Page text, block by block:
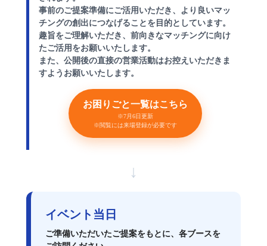
事前のご提案準備にご活用いただき、より良いマッ
チングの創出につなげることを目的としています。
趣旨をご理解いただき、前向きなマッチングに向け
たご活用をお願いいたします。
また、公開後の直接の営業活動はお控えいただきま
すようお願いいたします。
お困りごと一覧はこちら
※7月6日更新
※閲覧には来場登録が必要です
↓
イベント当日
ご準備いただいたご提案をもとに、各ブースを